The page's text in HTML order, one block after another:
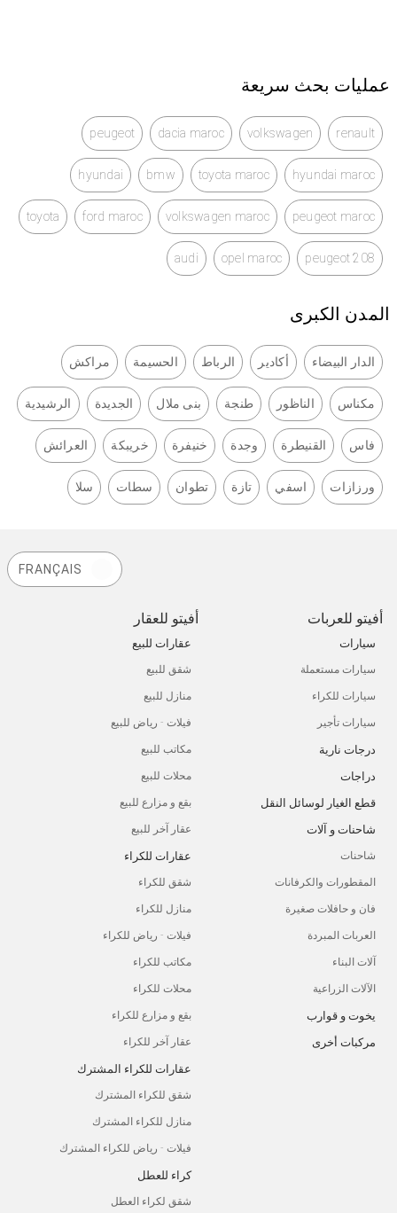
عمليات بحث سريعة
renault
volkswagen
dacia maroc
peugeot
hyundai maroc
toyota maroc
bmw
hyundai
peugeot maroc
volkswagen maroc
ford maroc
toyota
peugeot 208
opel maroc
audi
المدن الكبرى
الدار البيضاء أكادير الرباط الحسيمة مراكش
مكناس الناظور طنجة بنى ملال الجديدة الرشيدية
فاس القنيطرة وجدة خنيفرة خريبكة العرائش
ورزازات اسفي تازة تطوان سطات سلا
FRANÇAIS
أفيتو للعربات
سيارات
سيارات مستعملة
سيارات للكراء
سيارات تأجير
درجات نارية
دراجات
قطع الغيار لوسائل النقل
شاحنات و آلات
شاحنات
المقطورات والكرفانات
فان و حافلات صغيرة
العربات المبردة
آلات البناء
الآلات الزراعية
يخوت و قوارب
مركبات أخرى
أفيتو للعقار
عقارات للبيع
شقق للبيع
منازل للبيع
فيلات - رياض للبيع
مكاتب للبيع
محلات للبيع
بقع و مزارع للبيع
عقار آخر للبيع
عقارات للكراء
شقق للكراء
منازل للكراء
فيلات - رياض للكراء
مكاتب للكراء
محلات للكراء
بقع و مزارع للكراء
عقار آخر للكراء
عقارات للكراء المشترك
شقق للكراء المشترك
منازل للكراء المشترك
فيلات - رياض للكراء المشترك
كراء للعطل
شقق لكراء العطل